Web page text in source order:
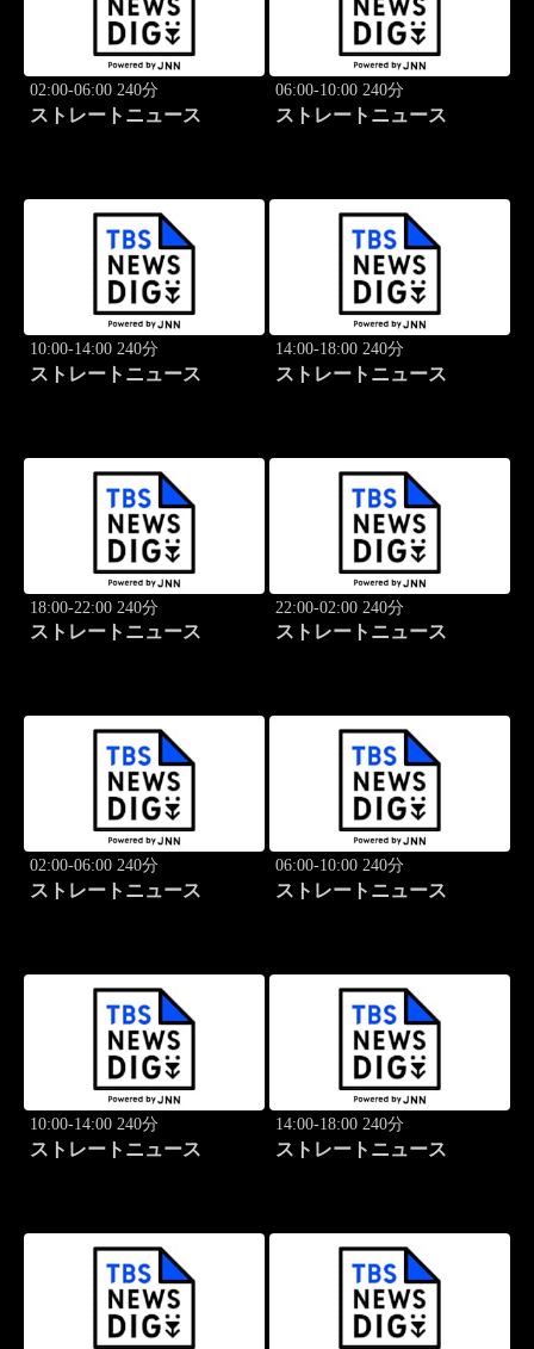
02:00-06:00 240分
ストレートニュース
06:00-10:00 240分
ストレートニュース
10:00-14:00 240分
ストレートニュース
14:00-18:00 240分
ストレートニュース
18:00-22:00 240分
ストレートニュース
22:00-02:00 240分
ストレートニュース
02:00-06:00 240分
ストレートニュース
06:00-10:00 240分
ストレートニュース
10:00-14:00 240分
ストレートニュース
14:00-18:00 240分
ストレートニュース